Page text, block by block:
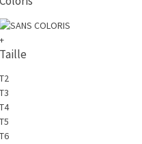
+
Taille
T2
T3
T4
T5
T6